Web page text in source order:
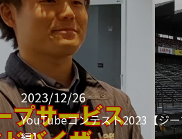
2023/12/26
YouTubeコンテスト2023【ジ